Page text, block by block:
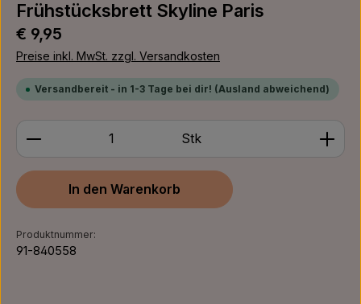
Frühstücksbrett Skyline Paris
Regulärer Preis:
€ 9,95
Preise inkl. MwSt. zzgl. Versandkosten
Versandbereit - in 1-3 Tage bei dir! (Ausland abweichend)
Produkt Anzahl: Gib den gewünschten Wert ein
Stk
In den Warenkorb
Produktnummer:
91-840558